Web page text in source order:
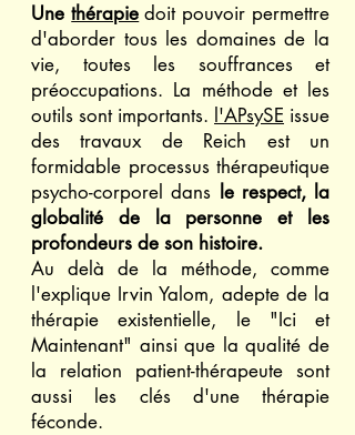
Unethérapie doit pouvoir permettre
d'aborder tous les domaines de la
vie, toutes les souffrances et
préoccupations. La méthode et les
outils sont importants. l'APsySE issue
des travaux de Reich est un
formidable processus thérapeutique
psycho-corporel dans le respect, la
globalité de la personne et les
profondeurs de son histoire.
Au delà de la méthode, comme
l'explique Irvin Yalom, adepte de la
thérapie existentielle, le "Ici et
Maintenant" ainsi que la qualité de
la relation patient-thérapeute sont
aussi les clés d'une thérapie
féconde.